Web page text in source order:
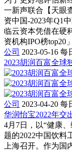
一新声联合【天眼
资中国-2023年Q1
临云资本凭借在硬
资机构IPO榜top20
公司 2023-05-16 每
2023胡润百富全球
公司 2023-04-20 每
华润怡宝2022年交
4月7日，以“健康
题的2022中国饮料
上海召开。作为